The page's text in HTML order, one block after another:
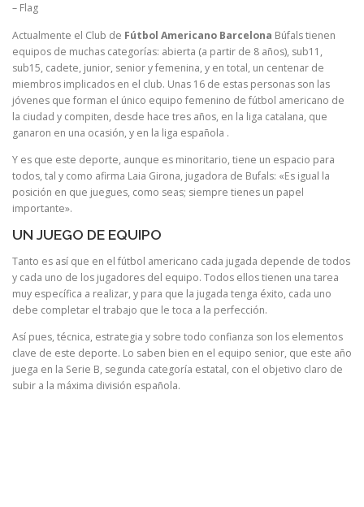
– Flag
Actualmente el Club de Fútbol Americano Barcelona Búfals tienen
equipos de muchas categorías: abierta (a partir de 8 años), sub11,
sub15, cadete, junior, senior y femenina, y en total, un centenar de
miembros implicados en el club. Unas 16 de estas personas son las
jóvenes que forman el único equipo femenino de fútbol americano de
la ciudad y compiten, desde hace tres años, en la liga catalana, que
ganaron en una ocasión, y en la liga española .
Y es que este deporte, aunque es minoritario, tiene un espacio para
todos, tal y como afirma Laia Girona, jugadora de Bufals: «Es igual la
posición en que juegues, como seas; siempre tienes un papel
importante».
UN JUEGO DE EQUIPO
Tanto es así que en el fútbol americano cada jugada depende de todos
y cada uno de los jugadores del equipo. Todos ellos tienen una tarea
muy específica a realizar, y para que la jugada tenga éxito, cada uno
debe completar el trabajo que le toca a la perfección.
Así pues, técnica, estrategia y sobre todo confianza son los elementos
clave de este deporte. Lo saben bien en el equipo senior, que este año
juega en la Serie B, segunda categoría estatal, con el objetivo claro de
subir a la máxima división española.